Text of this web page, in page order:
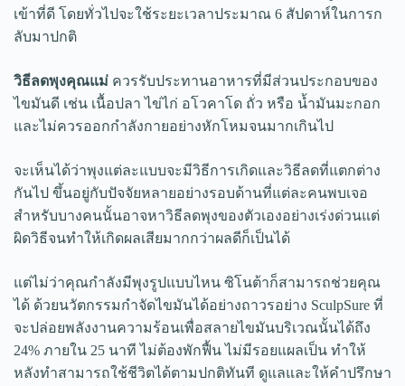
เข้าที่ดี โดยทั่วไปจะใช้ระยะเวลาประมาณ 6 สัปดาห์ในการก
ลับมาปกติ
วิธีลดพุงคุณแม่ ควรรับประทานอาหารที่มีส่วนประกอบของ
ไขมันดี เช่น เนื้อปลา ไข่ไก่ อโวคาโด ถั่ว หรือ น้ำมันมะกอก
และไม่ควรออกกำลังกายอย่างหักโหมจนมากเกินไป
จะเห็นได้ว่าพุงแต่ละแบบจะมีวิธีการเกิดและวิธีลดที่แตกต่าง
กันไป ขึ้นอยู่กับปัจจัยหลายอย่างรอบด้านที่แต่ละคนพบเจอ
สำหรับบางคนนั้นอาจหาวิธีลดพุงของตัวเองอย่างเร่งด่วนแต่
ผิดวิธีจนทำให้เกิดผลเสียมากกว่าผลดีก็เป็นได้
แต่ไม่ว่าคุณกำลังมีพุงรูปแบบไหน ซิโนต้าก็สามารถช่วยคุณ
ได้ ด้วยนวัตกรรมกำจัดไขมันได้อย่างถาวรอย่าง SculpSure ที่
จะปล่อยพลังงานความร้อนเพื่อสลายไขมันบริเวณนั้นได้ถึง
24% ภายใน 25 นาที ไม่ต้องพักฟื้น ไม่มีรอยแผลเป็น ทำให้
หลังทำสามารถใช้ชีวิตได้ตามปกติทันที ดูแลและให้คำปรึกษา